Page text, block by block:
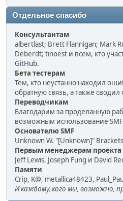
Отдельное спасибо
Консультантам
albertlast; Brett Flannigan; Mark
Deberdt; tinoest и всем, кто
GitHub.
Бета тестерам
Тем, кто неустанно находил
обратную связь, а также сводил
Переводчикам
Благодарим за проделанную
возможным использование
Основателю SMF
Unknown W. "[Unknown]"
Первым менеджерам проекта
Jeff Lewis, Joseph Fung и David
Памяти
Crip, K@, metallica48423,
И каждому, кого мы, возможно,